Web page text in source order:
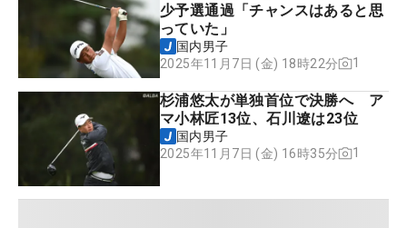
少予選通過「チャンスはあると思
っていた」
国内男子
2025年11月7日 (金) 18時22分
1
杉浦悠太が単独首位で決勝へ ア
マ小林匠13位、石川遼は23位
国内男子
2025年11月7日 (金) 16時35分
1